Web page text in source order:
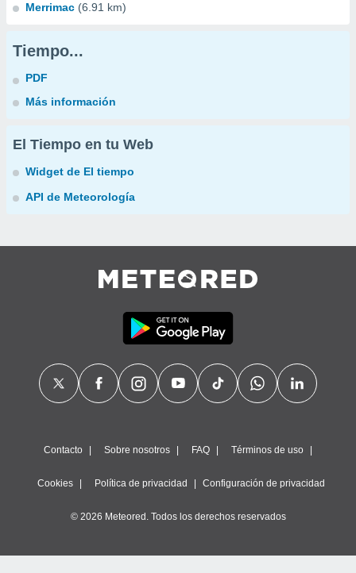
Merrimac (6.91 km)
Tiempo...
PDF
Más información
El Tiempo en tu Web
Widget de El tiempo
API de Meteorología
Contacto Sobre nosotros FAQ Términos de uso
Cookies Política de privacidad Configuración de privacidad
© 2026 Meteored. Todos los derechos reservados